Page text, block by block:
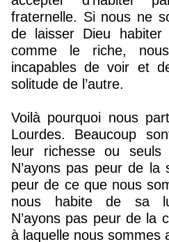
fraternelle. Si nous ne
de laisser Dieu habiter
comme le riche,
incapables de voir et
solitude de l’autre.
Voilà pourquoi nous
Lourdes. Beaucoup
leur richesse ou seuls
N’ayons pas peur de la
peur de ce que nous
nous habite de sa
N’ayons pas peur de la
à laquelle nous sommes